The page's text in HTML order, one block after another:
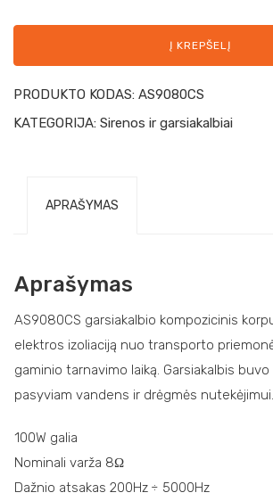
Į KREPŠELĮ
PRODUKTO KODAS: AS9080CS
KATEGORIJA: Sirenos ir garsiakalbiai
APRAŠYMAS
Aprašymas
AS9080CS garsiakalbio kompozicinis
elektros izoliaciją nuo transporto
gaminio tarnavimo laiką. Garsiakalbis
pasyviam vandens ir drėgmės nutekėjimui.
100W galia
Nominali varža 8Ω
Dažnio atsakas 200Hz ÷ 5000Hz